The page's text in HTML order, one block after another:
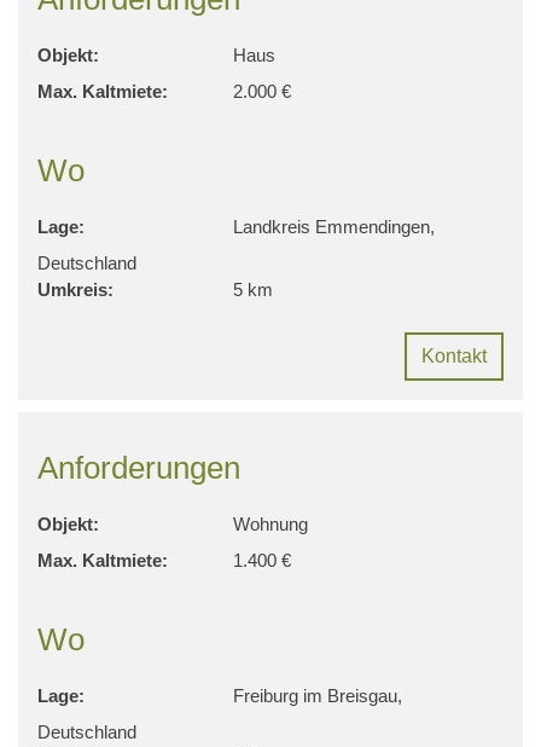
Objekt:
Haus
Max. Kaltmiete:
2.000 €
Wo
Lage:
Landkreis Emmendingen,
Deutschland
Umkreis:
5 km
Kontakt
Anforderungen
Objekt:
Wohnung
Max. Kaltmiete:
1.400 €
Wo
Lage:
Freiburg im Breisgau,
Deutschland